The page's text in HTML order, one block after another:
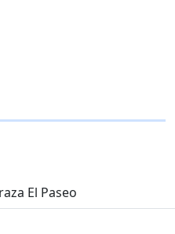
El Paseo